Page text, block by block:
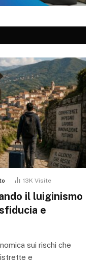
13K Visite
il luiginismo
e
sui rischi che
e